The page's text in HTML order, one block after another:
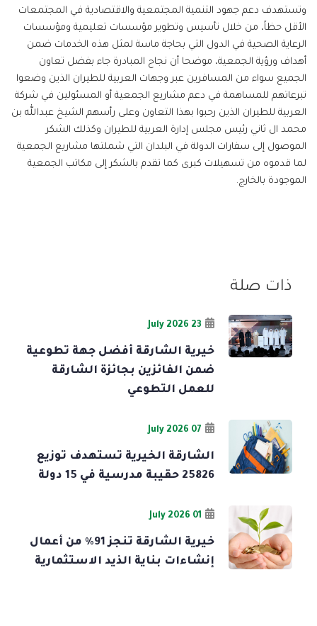
وتستهدف دعم جهود التنمية المجتمعية والاقتصادية في المجتمعات
الأقل حظاً، من خلال تأسيس وتطوير مؤسسات تعليمية ومؤسسات
الرعاية الصحية في الدول التي بحاجة ماسة لمثل هذه الخدمات ضمن
أهداف ورؤية الجمعية، موضحا أن نجاح المبادرة جاء بفضل تعاون
الجميع سواء من المسافرين عبر وجهات العربية للطيران الذين وضعوا
تبرعاتهم للمساهمة في دعم مشاريع الجمعية أو المسئولين في شركة
العربية للطيران الذين رحبوا بهذا التعاون وعلى رأسهم الشيخ عبدالله بن
محمد ال ثاني رئيس مجلس إدارة العربية للطيران وكذلك الشكر
الموصول إلى سفارات الدولة في البلدان التي شملتها مشاريع الجمعية
لما قدموه من تسهيلات كبرى كما تقدم بالشكر إلى مكاتب الجمعية
الموجودة بالخارج.
ذات صلة
23 July 2026
خيرية الشارقة أفضل جهة تطوعية
ضمن الفائزين بجائزة الشارقة
للعمل التطوعي
07 July 2026
الشارقة الخيرية تستهدف توزيع
25826 حقيبة مدرسية في 15 دولة
01 July 2026
خيرية الشارقة تنجز 91% من أعمال
إنشاءات بناية الذيد الاستثمارية